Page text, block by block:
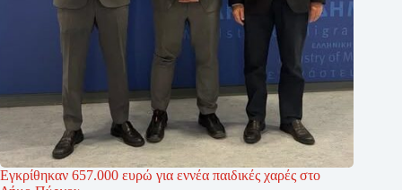
Εγκρίθηκαν 657.000 ευρώ για εννέα παιδικές χαρές στο